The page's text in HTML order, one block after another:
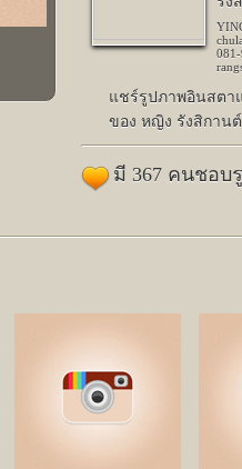
แชร์รูปภาพอินสตา
ของ หญิง รังสิกานต์
มี 367 คนชอบ